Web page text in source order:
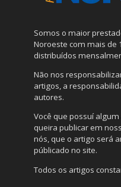
Somos o maior
Noroeste com mais de
distribuídos
Não nos
artigos, a
autores.
Você que possuí
queira publicar em
nós, que o artigo será
públicado no site.
Todos os artigos